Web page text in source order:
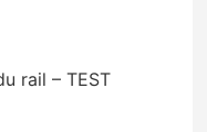
rail – TEST